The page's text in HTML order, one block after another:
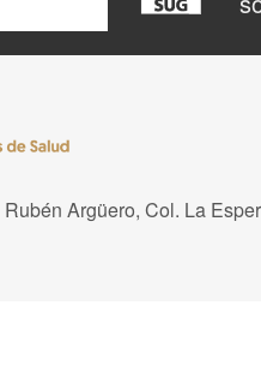
Argüero, Col. La